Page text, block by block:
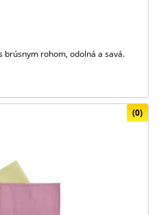
brúsnym rohom, odolná a savá.
(0)